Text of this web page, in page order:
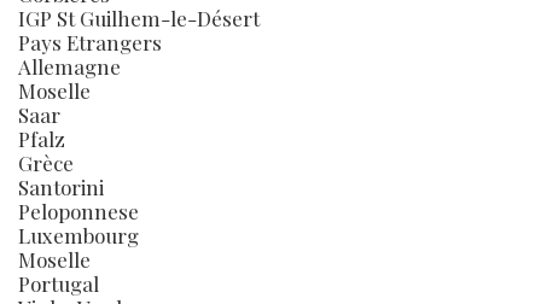
IGP St Guilhem-le-Désert
Pays Etrangers
Allemagne
Moselle
Saar
Pfalz
Grèce
Santorini
Peloponnese
Luxembourg
Moselle
Portugal